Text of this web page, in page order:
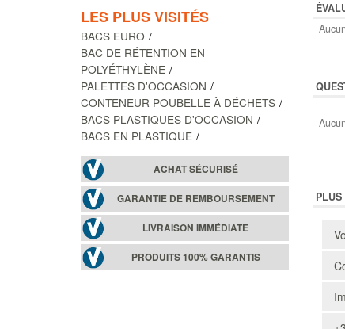
LES PLUS VISITÉS
BACS EURO
BAC DE RÉTENTION EN
POLYÉTHYLÈNE
PALETTES D'OCCASION
CONTENEUR POUBELLE À DÉCHETS
BACS PLASTIQUES D'OCCASION
BACS EN PLASTIQUE
ACHAT SÉCURISÉ
GARANTIE DE REMBOURSEMENT
LIVRAISON IMMÉDIATE
PRODUITS 100% GARANTIS